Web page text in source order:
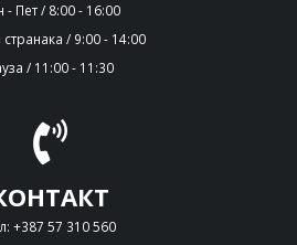
- Пет / 8:00 - 16:00
/ 9:00 - 14:00
/ 11:00 - 11:30
+387 57 310 560